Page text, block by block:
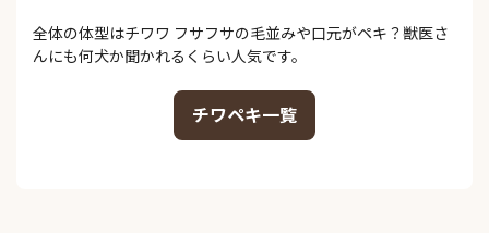
全体の体型はチワワ フサフサの毛並みや口元がペキ？獣医さ
んにも何犬か聞かれるくらい人気です。
チワペキ一覧